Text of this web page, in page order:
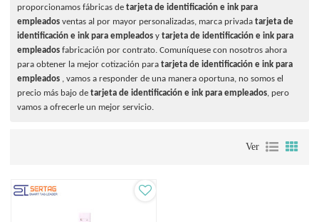
proporcionamos fábricas detarjeta de identificación e ink para
empleados ventas al por mayor personalizadas, marca privadatarjeta de
identificación e ink para empleados ytarjeta de identificación e ink para
empleados fabricación por contrato. Comuníquese con nosotros ahora
para obtener la mejor cotización paratarjeta de identificación e ink para
empleados , vamos a responder de una manera oportuna, no somos el
precio más bajo detarjeta de identificación e ink para empleados, pero
vamos a ofrecerle un mejor servicio.
Ver